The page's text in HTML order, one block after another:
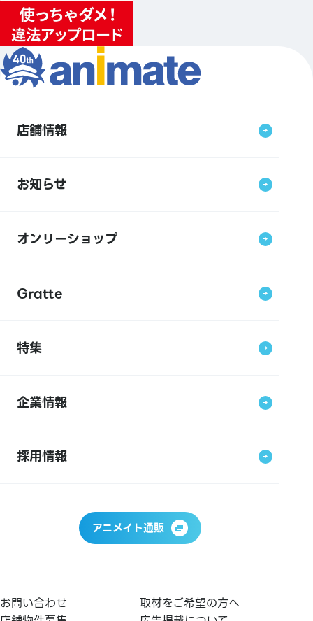
店舗情報
お知らせ
オンリーショップ
Gratte
特集
企業情報
採用情報
アニメイト通販
お問い合わせ
取材をご希望の方へ